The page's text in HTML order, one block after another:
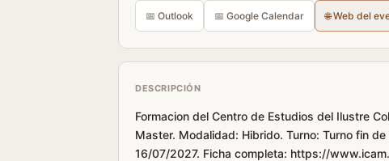
📅 Outlook 📅 Google Calendar 🌐 Web del
DESCRIPCIÓN
Formacion del Centro de Estudios del Ilustre
Master. Modalidad: Hibrido. Turno: Turno fin
16/07/2027. Ficha completa: https://